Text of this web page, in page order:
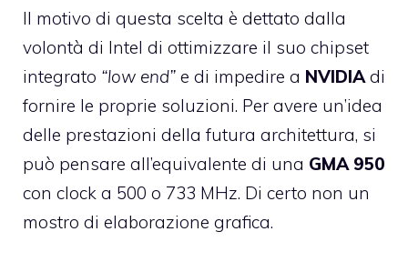
Il motivo di questa scelta è dettato dalla
volontà di Intel di ottimizzare il suo chipset
integrato “low end” e di impedire a NVIDIA di
fornire le proprie soluzioni. Per avere un’idea
delle prestazioni della futura architettura, si
può pensare all’equivalente di una GMA 950
con clock a 500 o 733 MHz. Di certo non un
mostro di elaborazione grafica.